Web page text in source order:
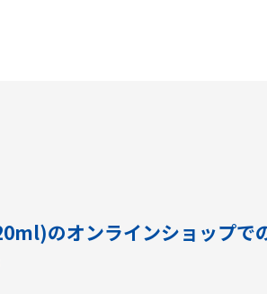
のオンラインショップで